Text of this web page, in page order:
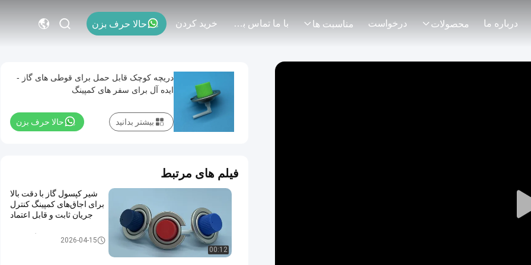
درباره ما محصولات درخواست مناسبت ها با ما تماس بگیرید خريد كردن حالا حرف بزن
Play
دریچه کوچک قابل حمل برای قوطی های گاز -
ایده آل برای سفر های کمپینگ
حالا حرف بزن بیشتر بدانید
فیلم های مرتبط
00:12
شیر کپسول گاز با دقت بالا
برای اجاق‌های کمپینگ کنترل
جریان ثابت و قابل اعتماد
شیر کارتریج گاز بوتان2026-04-15